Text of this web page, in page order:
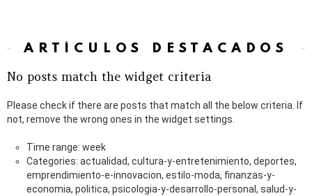
ARTÍCULOS DESTACADOS
No posts match the widget criteria
Please check if there are posts that match all the below criteria. If
not, remove the wrong ones in the widget settings.
Time range: week
Categories: actualidad, cultura-y-entretenimiento, deportes,
emprendimiento-e-innovacion, estilo-moda, finanzas-y-
economia, politica, psicologia-y-desarrollo-personal, salud-y-